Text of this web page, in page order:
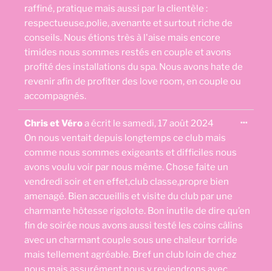
raffiné, pratique mais aussi par la clientèle :
respectueuse,polie, avenante et surtout riche de
conseils. Nous étions très à l'aise mais encore
timides nous sommes restés en couple et avons
profité des installations du spa. Nous avons hate de
revenir afin de profiter des love room, en couple ou
accompagnés.
Chris et Véroa écrit le samedi, 17 août 2024
On nous ventait depuis longtemps ce club mais
comme nous sommes exigeants et difficiles nous
avons voulu voir par nous même. Chose faite un
vendredi soir et en effet,club classe,propre bien
amenagé. Bien accueillis et visite du club par une
charmante hôtesse rigolote. Bon inutile de dire qu’en
fin de soirée nous avons aussi testé les coins câlins
avec un charmant couple sous une chaleur torride
mais tellement agréable. Bref un club loin de chez
...